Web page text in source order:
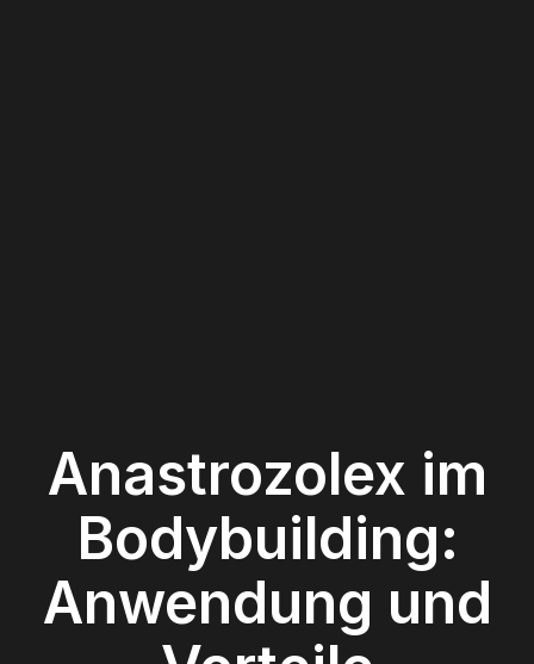
Anastrozolex im
Bodybuilding:
Anwendung und